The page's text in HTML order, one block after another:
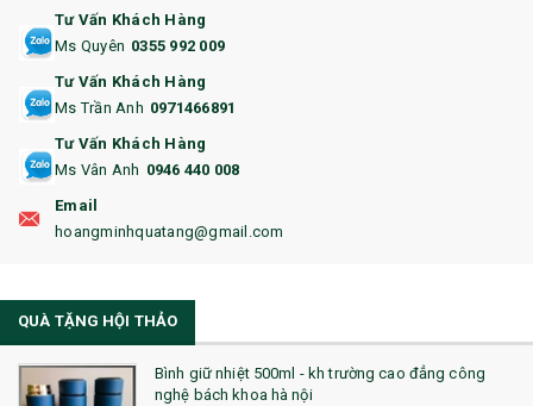
15. BỘ BẤM MÓNG
16. BAO HỘ CHIẾU
18. ẤM CHÉN QUÀ TẶNG
19. ĐỒNG HỒ TREO TƯỜNG
22. ĐỒNG HỒ ĐỂ BÀN
23. QÙA TẶNG ĐỘC ĐÁO
Tư Vấn Khách Hàng
Ms Quyên 0355 992 009
Tư Vấn Khách Hàng
Ms Trần Anh 0971466891
Tư Vấn Khách Hàng
Ms Vân Anh 0946 440 008
Email
hoangminhquatang@gmail.com
QUÀ TẶNG HỘI THẢO
Bình giữ nhiệt 500ml - kh trường cao đẳng công
nghệ bách khoa hà nội